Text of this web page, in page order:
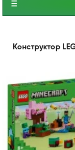
Конструктор